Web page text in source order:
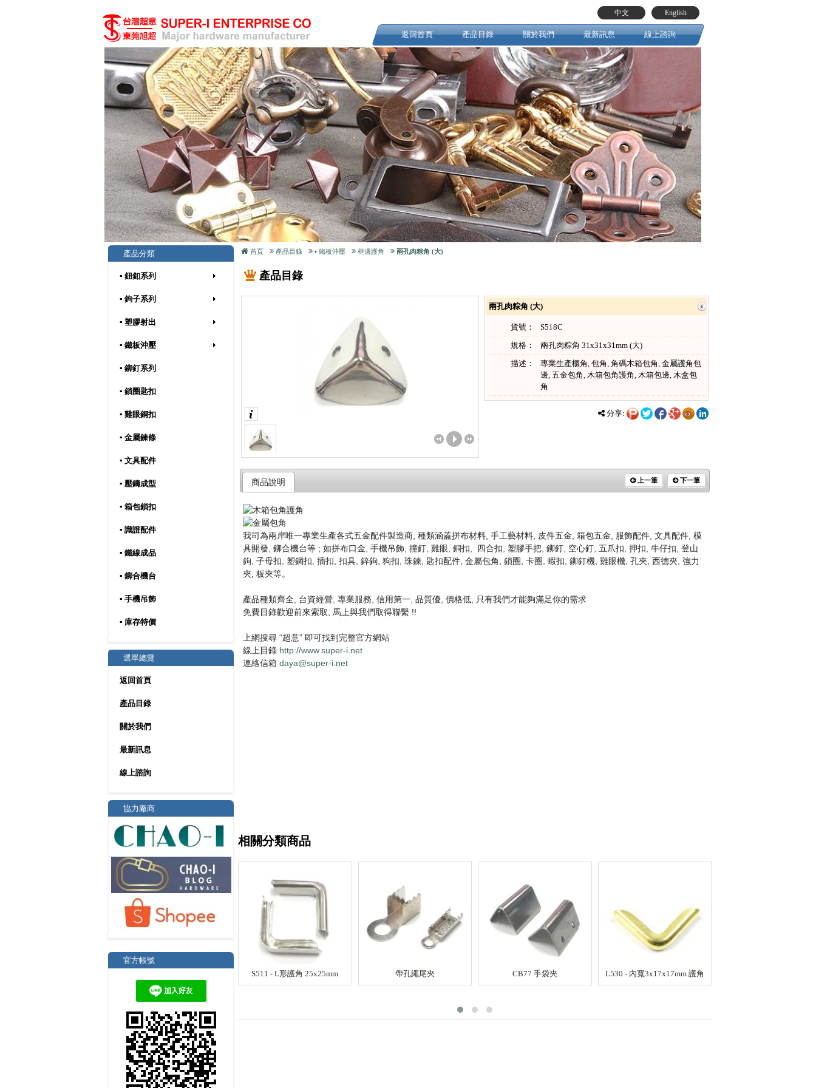
English
中文
返回首頁 產品目錄 關於我們 最新訊息 線上諮詢
產品分類
▪ 鈕釦系列
▪ 鉤子系列
▪ 塑膠射出
▪ 鐵板沖壓
▪ 鉚釘系列
▪ 鎖圈匙扣
▪ 雞眼銅扣
▪ 金屬鍊條
▪ 文具配件
▪ 壓鑄成型
▪ 箱包鎖扣
▪ 識證配件
▪ 鐵線成品
▪ 鉚合機台
▪ 手機吊飾
▪ 庫存特價
選單總覽
返回首頁
產品目錄
關於我們
最新訊息
線上諮詢
協力廠商
官方帳號
首頁 產品目錄 ▪ 鐵板沖壓 框邊護角 兩孔肉粽角 (大)
產品目錄
兩孔肉粽角 (大)
貨號：
S518C
規格：
兩孔肉粽角 31x31x31mm (大)
描述：
專業生產櫃角, 包角, 角碼木箱包角, 金屬護角包
邊, 五金包角, 木箱包角護角, 木箱包邊, 木盒包
角
分享:
下一筆
上一筆
商品說明
我司為兩岸唯一專業生產各式五金配件製造商, 種類涵蓋拼布材料, 手工藝材料, 皮件五金, 箱包五金, 服飾配件, 文具配件, 模
具開發, 鉚合機台等 ; 如拼布口金, 手機吊飾, 撞釘, 雞眼, 銅扣, 四合扣, 塑膠手把, 鉚釘, 空心釘, 五爪扣, 押扣, 牛仔扣, 登山
鉤, 子母扣, 塑鋼扣, 插扣, 扣具, 鋅鉤, 狗扣, 珠鍊, 匙扣配件, 金屬包角, 鎖圈, 卡圈, 蝦扣, 鉚釘機, 雞眼機, 孔夾, 西德夾, 強力
夾, 板夾等。
產品種類齊全, 台資經營, 專業服務, 信用第一, 品質優, 價格低, 只有我們才能夠滿足你的需求
免費目錄歡迎前來索取, 馬上與我們取得聯繫 !!
上網搜尋 “超意” 即可找到完整官方網站
線上目錄 http://www.super-i.net
連絡信箱 daya@super-i.net
相關分類商品
S511 - L形護角 25x25mm 帶孔繩尾夾 CB77 手袋夾 L530 - 內寬3x17x17mm 護角